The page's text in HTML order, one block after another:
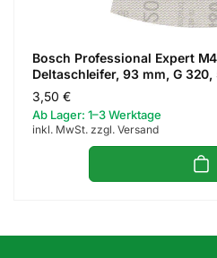
Bosch Professional Expert
Deltaschleifer, 93 mm, G
Normaler
Preis
3,50 €
Ab Lager: 1–3 Werktage
inkl. MwSt. zzgl. Versand